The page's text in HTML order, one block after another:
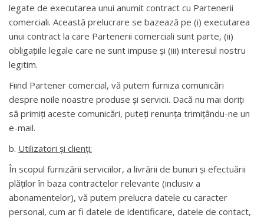
legate de executarea unui anumit contract cu Partenerii
comerciali. Această prelucrare se bazează pe (i) executarea
unui contract la care Partenerii comerciali sunt parte, (ii)
obligațiile legale care ne sunt impuse și (iii) interesul nostru
legitim.
Fiind Partener comercial, vă putem furniza comunicări
despre noile noastre produse și servicii. Dacă nu mai doriți
să primiți aceste comunicări, puteți renunța trimițându-ne un
e-mail.
b. Utilizatori și clienți:
În scopul furnizării serviciilor, a livrării de bunuri și efectuării
plăților în baza contractelor relevante (inclusiv a
abonamentelor), vă putem prelucra datele cu caracter
personal, cum ar fi datele de identificare, datele de contact,